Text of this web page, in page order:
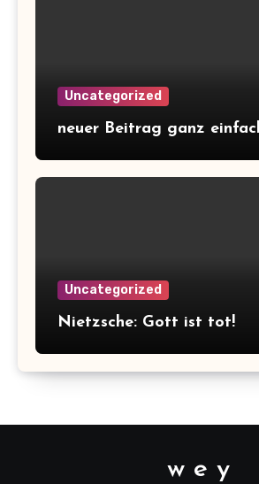
Uncategorized
neuer Beitrag ganz
Uncategorized
Nietzsche: Gott ist tot!
w e y